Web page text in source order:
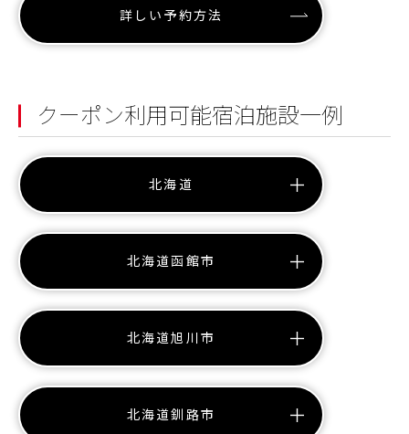
詳しい予約方法
クーポン利用可能宿泊施設一例
北海道
北海道函館市
北海道旭川市
北海道釧路市